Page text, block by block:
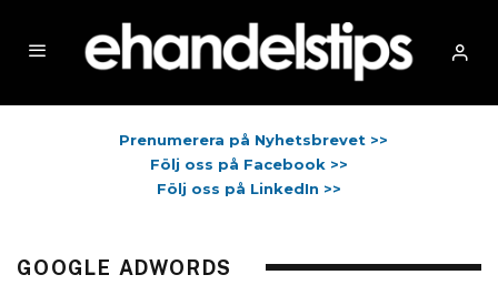
Prenumerera på Nyhetsbrevet >>
Följ oss på Facebook >>
Följ oss på LinkedIn >>
GOOGLE ADWORDS